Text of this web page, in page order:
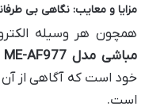
مزایا و معایب: نگاهی بی
همچون هر وسیله
مباشی مدل ME-AF977
خود است که آگاهی از آن
است.